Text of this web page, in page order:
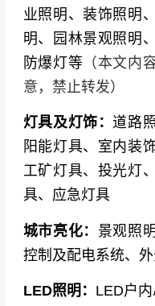
业照明、装饰照明
明、园林景观照明
防爆灯等 （本文内
意，禁止转发）
灯具及灯饰： 道路
阳能灯具、室内装
工矿灯具、投光灯
具、应急灯具
城市亮化： 景观照
控制及配电系统、
LED照明： LED户